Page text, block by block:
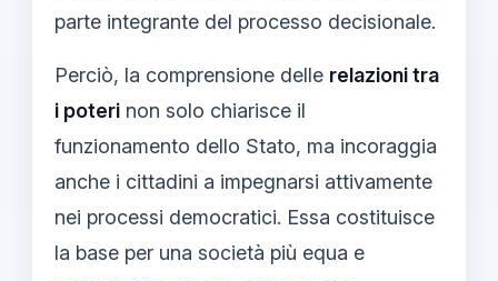
parte integrante del processo decisionale.
Perciò, la comprensione delle relazioni tra
i poteri non solo chiarisce il
funzionamento dello Stato, ma incoraggia
anche i cittadini a impegnarsi attivamente
nei processi democratici. Essa costituisce
la base per una società più equa e